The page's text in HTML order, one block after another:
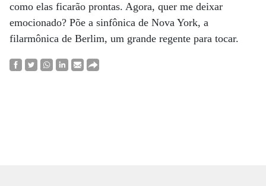
como elas ficarão prontas. Agora, quer me deixar
emocionado? Põe a sinfônica de Nova York, a
filarmônica de Berlim, um grande regente para tocar.